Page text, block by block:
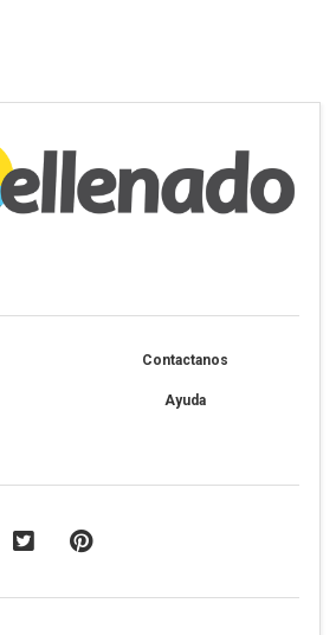
Contactanos
Ayuda